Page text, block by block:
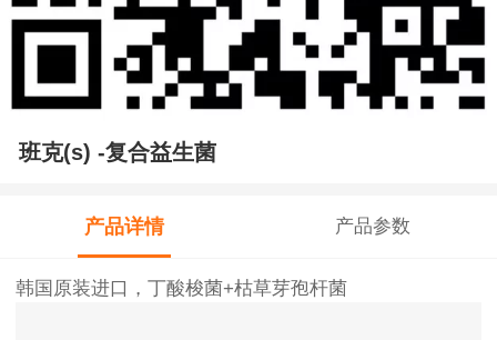
班克(s) -复合益生菌
产品详情 产品参数
韩国原装进口，丁酸梭菌+枯草芽孢杆菌